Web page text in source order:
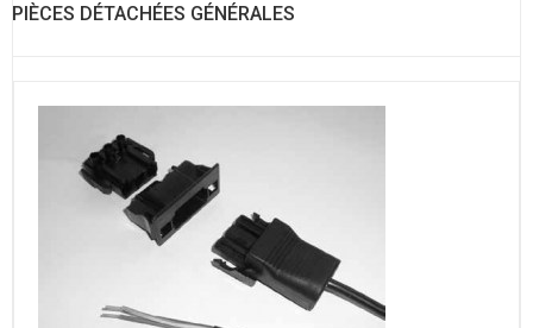
PIÈCES DÉTACHÉES GÉNÉRALES